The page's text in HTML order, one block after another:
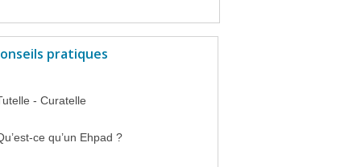
pratiques
- Curatelle
ce qu’un Ehpad ?